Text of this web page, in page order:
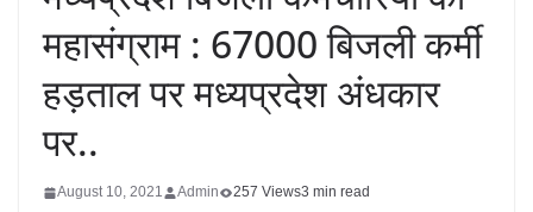
महासंग्राम : 67000 बिजली कर्मी
हड़ताल पर मध्यप्रदेश अंधकार
पर..
August 10, 2021 Admin 257 Views3 min read